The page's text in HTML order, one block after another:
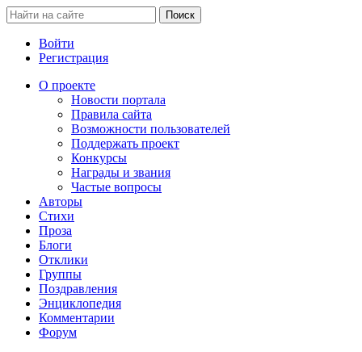
Войти
Регистрация
О проекте
Новости портала
Правила сайта
Возможности пользователей
Поддержать проект
Конкурсы
Награды и звания
Частые вопросы
Авторы
Стихи
Проза
Блоги
Отклики
Группы
Поздравления
Энциклопедия
Комментарии
Форум